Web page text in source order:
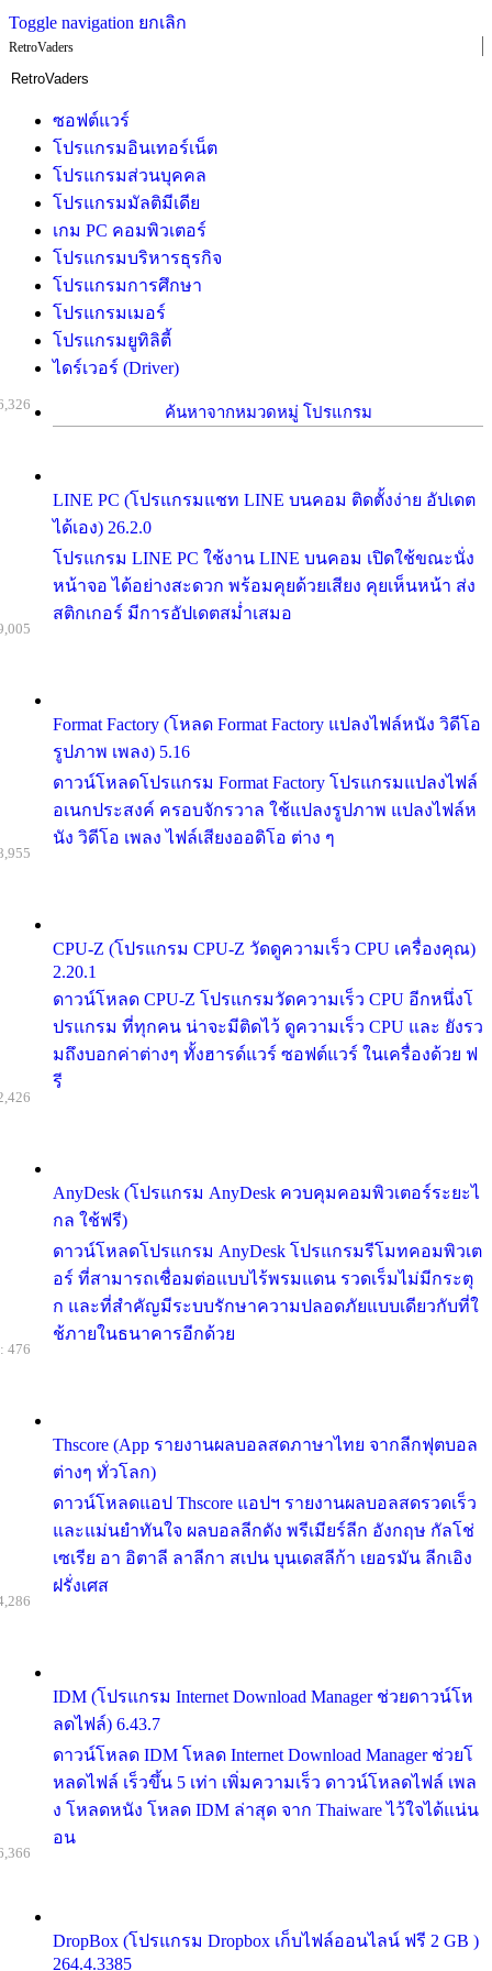
Toggle navigation ยกเลิก
RetroVaders
ซอฟต์แวร์
โปรแกรมอินเทอร์เน็ต
โปรแกรมส่วนบุคคล
โปรแกรมมัลติมีเดีย
เกม PC คอมพิวเตอร์
โปรแกรมบริหารธุรกิจ
โปรแกรมการศึกษา
โปรแกรมเมอร์
โปรแกรมยูทิลิตี้
ไดร์เวอร์ (Driver)
ค้นหาจากหมวดหมู่ โปรแกรม
LINE PC (โปรแกรมแชท LINE บนคอม ติดตั้งง่าย อัปเดต
ได้เอง) 26.2.0
โปรแกรม LINE PC ใช้งาน LINE บนคอม เปิดใช้ขณะนั่ง
หน้าจอ ได้อย่างสะดวก พร้อมคุยด้วยเสียง คุยเห็นหน้า ส่ง
สติกเกอร์ มีการอัปเดตสม่ำเสมอ
Format Factory (โหลด Format Factory แปลงไฟล์หนัง วิดีโอ
รูปภาพ เพลง) 5.16
ดาวน์โหลดโปรแกรม Format Factory โปรแกรมแปลงไฟล์
อเนกประสงค์ ครอบจักรวาล ใช้แปลงรูปภาพ แปลงไฟล์ห
นัง วิดีโอ เพลง ไฟล์เสียงออดิโอ ต่าง ๆ
CPU-Z (โปรแกรม CPU-Z วัดดูความเร็ว CPU เครื่องคุณ)
2.20.1
ดาวน์โหลด CPU-Z โปรแกรมวัดความเร็ว CPU อีกหนึ่งโ
ปรแกรม ที่ทุกคน น่าจะมีติดไว้ ดูความเร็ว CPU และ ยังรว
มถึงบอกค่าต่างๆ ทั้งฮารด์แวร์ ซอฟต์แวร์ ในเครื่องด้วย ฟ
รี
AnyDesk (โปรแกรม AnyDesk ควบคุมคอมพิวเตอร์ระยะไ
กล ใช้ฟรี)
ดาวน์โหลดโปรแกรม AnyDesk โปรแกรมรีโมทคอมพิวเต
อร์ ที่สามารถเชื่อมต่อแบบไร้พรมแดน รวดเร็มไม่มีกระตุ
ก และที่สำคัญมีระบบรักษาความปลอดภัยแบบเดียวกับที่ใ
ช้ภายในธนาคารอีกด้วย
Thscore (App รายงานผลบอลสดภาษาไทย จากลีกฟุตบอล
ต่างๆ ทั่วโลก)
ดาวน์โหลดแอป Thscore แอปฯ รายงานผลบอลสดรวดเร็ว
และแม่นยำทันใจ ผลบอลลีกดัง พรีเมียร์ลีก อังกฤษ กัลโช่
เซเรีย อา อิตาลี ลาลีกา สเปน บุนเดสลีก้า เยอรมัน ลีกเอิง
ฝรั่งเศส
476
IDM (โปรแกรม Internet Download Manager ช่วยดาวน์โห
ลดไฟล์) 6.43.7
ดาวน์โหลด IDM โหลด Internet Download Manager ช่วยโ
หลดไฟล์ เร็วขึ้น 5 เท่า เพิ่มความเร็ว ดาวน์โหลดไฟล์ เพล
ง โหลดหนัง โหลด IDM ล่าสุด จาก Thaiware ไว้ใจได้แน่น
อน
DropBox (โปรแกรม Dropbox เก็บไฟล์ออนไลน์ ฟรี 2 GB )
264.4.3385